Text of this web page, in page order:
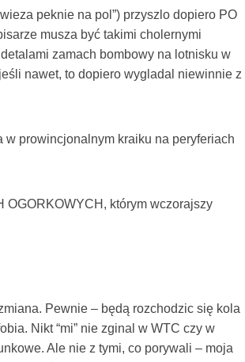
peknie na pol”) przyszlo dopiero PO
musza być takimi cholernymi
zamach bombowy na lotnisku w
nawet, to dopiero wygladal niewinnie z
prowincjonalnym kraiku na peryferiach
którym wczorajszy
Pewnie – będą rozchodzic się kola
Nikt “mi” nie zginal w WTC czy w
Ale nie z tymi, co porywali – moja